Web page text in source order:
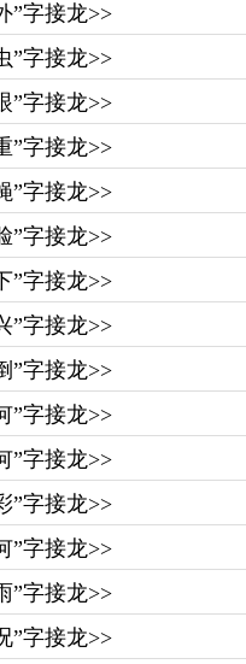
”字接龙>>
”字接龙>>
”字接龙>>
”字接龙>>
”字接龙>>
”字接龙>>
”字接龙>>
”字接龙>>
”字接龙>>
”字接龙>>
”字接龙>>
”字接龙>>
”字接龙>>
”字接龙>>
”字接龙>>